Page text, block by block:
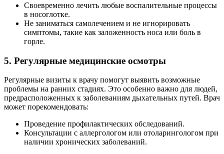
Своевременно лечить любые воспалительные процессы
в носоглотке.
Не заниматься самолечением и не игнорировать
симптомы, такие как заложенность носа или боль в
горле.
5. Регулярные медицинские осмотры
Регулярные визиты к врачу помогут выявить возможные
проблемы на ранних стадиях. Это особенно важно для людей,
предрасположенных к заболеваниям дыхательных путей. Врач
может порекомендовать:
Проведение профилактических обследований.
Консультации с аллергологом или отоларингологом при
наличии хронических заболеваний.